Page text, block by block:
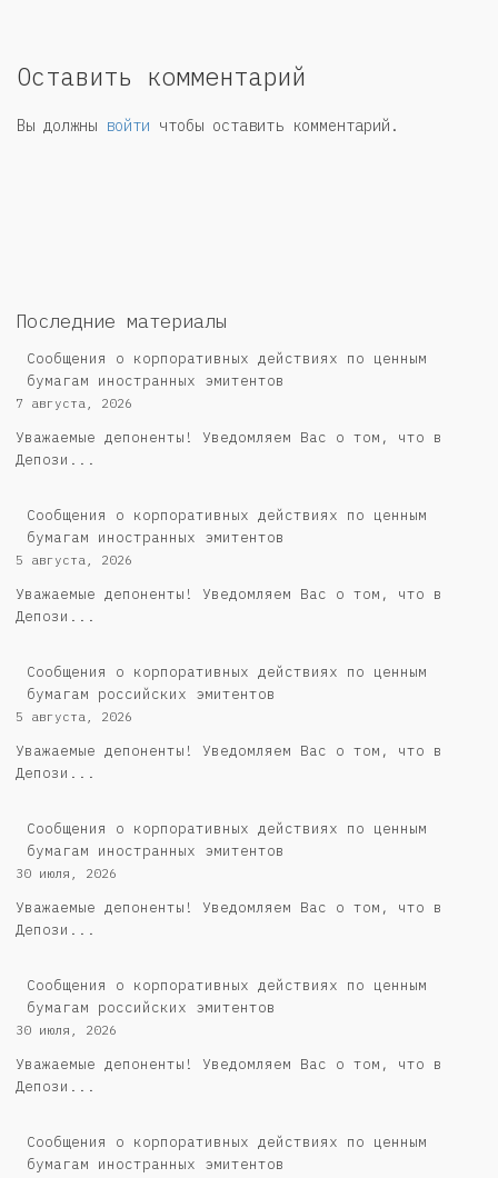
Оставить комментарий
Вы должны войти чтобы оставить комментарий.
Последние материалы
Сообщения о корпоративных действиях по ценным
бумагам иностранных эмитентов
7 августа, 2026
Уважаемые депоненты! Уведомляем Вас о том, что в
Депози...
Сообщения о корпоративных действиях по ценным
бумагам иностранных эмитентов
5 августа, 2026
Уважаемые депоненты! Уведомляем Вас о том, что в
Депози...
Cообщения о корпоративных действиях по ценным
бумагам российских эмитентов
5 августа, 2026
Уважаемые депоненты! Уведомляем Вас о том, что в
Депози...
Сообщения о корпоративных действиях по ценным
бумагам иностранных эмитентов
30 июля, 2026
Уважаемые депоненты! Уведомляем Вас о том, что в
Депози...
Cообщения о корпоративных действиях по ценным
бумагам российских эмитентов
30 июля, 2026
Уважаемые депоненты! Уведомляем Вас о том, что в
Депози...
Сообщения о корпоративных действиях по ценным
бумагам иностранных эмитентов